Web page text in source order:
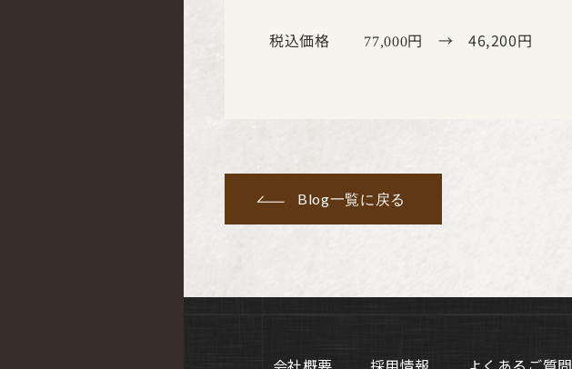
税込価格 77,000円 → 46,200円
Blog一覧に戻る